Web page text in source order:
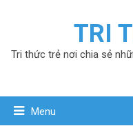
TRI
Tri thức trẻ nơi chia sẻ
Menu